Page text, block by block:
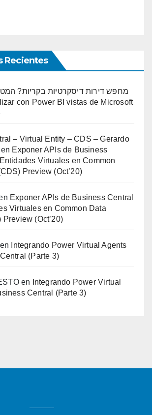
Recientes
מחפש דירות דיסקרטיות בקריות?
con Power BI vistas de Microsoft
– Virtual Entity – CDS – Gerardo
en Exponer APIs de Business
Virtuales en Common
Preview (Oct’20)
Exponer APIs de Business Central
Virtuales en Common Data
(Oct’20)
en
Integrando Power Virtual Agents
(Parte 3)
en
Integrando Power Virtual
Central (Parte 3)